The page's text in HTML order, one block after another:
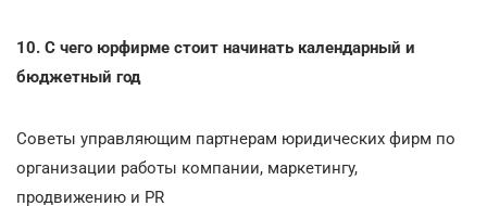
10. С чего юрфирме стоит начинать календарный и
бюджетный год
Советы управляющим партнерам юридических фирм по
организации работы компании, маркетингу,
продвижению и PR